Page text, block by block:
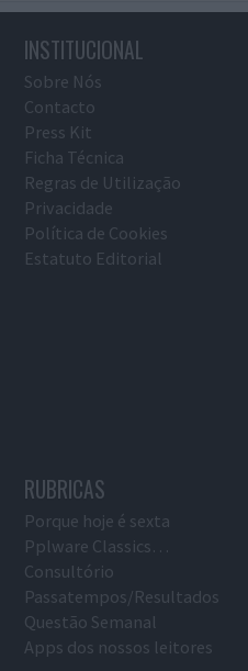
INSTITUCIONAL
Sobre Nós
Contacto
Press Kit
Ficha Técnica
Regras de Utilização
Privacidade
Política de Cookies
Estatuto Editorial
RUBRICAS
Porque hoje é sexta
Pplware Classics…
Consultório
Passatempos/Resultados
Questão Semanal
Apps dos nossos leitores